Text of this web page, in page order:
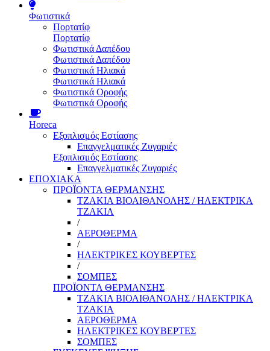
Φωτιστικά
Πορτατίφ
Πορτατίφ
Φωτιστικά Δαπέδου
Φωτιστικά Δαπέδου
Φωτιστικά Ηλιακά
Φωτιστικά Ηλιακά
Φωτιστικά Οροφής
Φωτιστικά Οροφής
Horeca
Εξοπλισμός Εστίασης
Επαγγελματικές Ζυγαριές
Εξοπλισμός Εστίασης
Επαγγελματικές Ζυγαριές
ΕΠΟΧΙΑΚΑ
ΠΡΟΪΟΝΤΑ ΘΕΡΜΑΝΣΗΣ
ΤΖΑΚΙΑ ΒΙΟΑΙΘΑΝΟΛΗΣ / ΗΛΕΚΤΡΙΚΑ
ΤΖΑΚΙΑ
/
ΑΕΡΟΘΕΡΜΑ
/
ΗΛΕΚΤΡΙΚΕΣ ΚΟΥΒΕΡΤΕΣ
/
ΣΟΜΠΕΣ
ΠΡΟΪΟΝΤΑ ΘΕΡΜΑΝΣΗΣ
ΤΖΑΚΙΑ ΒΙΟΑΙΘΑΝΟΛΗΣ / ΗΛΕΚΤΡΙΚΑ
ΤΖΑΚΙΑ
ΑΕΡΟΘΕΡΜΑ
ΗΛΕΚΤΡΙΚΕΣ ΚΟΥΒΕΡΤΕΣ
ΣΟΜΠΕΣ